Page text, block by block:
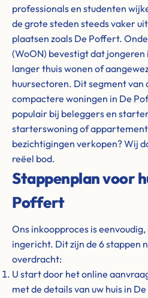
professionals en studenten
de grote steden steeds vaker
plaatsen zoals De Poffert.
(WoON) bevestigt dat
langer thuis wonen of
huursectoren. Dit segment
compactere woningen in De
populair bij beleggers en
starterswoning of appartement
bezichtigingen verkopen? Wij
reëel bod.
Stappenplan voor
Poffert
Ons inkoopproces is
ingericht. Dit zijn de 6 stappen
overdracht:
U start door het online
met de details van uw huis in